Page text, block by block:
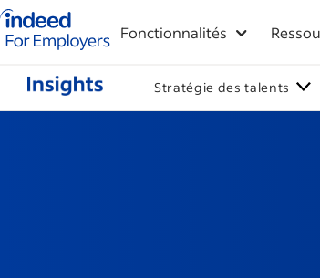
Logo Indeed - Entreprises
Fonctionnalités
Stratégie des talents